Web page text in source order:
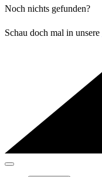
Noch nichts gefunden?
Schau doch mal in unsere